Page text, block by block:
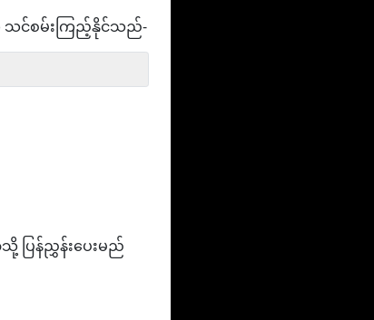
င်စမ်းကြည့်နိုင်သည်-
ပြန်ညွှန်းပေးမည်